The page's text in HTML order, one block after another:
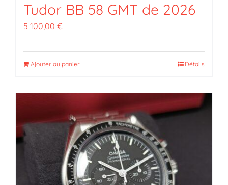
Tudor BB 58 GMT de 2026
5 100,00 €
Ajouter au panier Détails